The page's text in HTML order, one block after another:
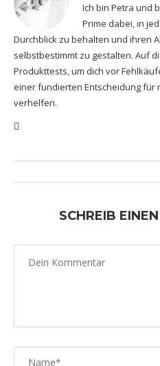
Ich bin Petra und
Prime dabei, in
Durchblick zu behalten und ihren
selbstbestimmt zu gestalten. Auf
Produkttests, um dich vor
einer fundierten Entscheidung für
verhelfen.
SCHREIB